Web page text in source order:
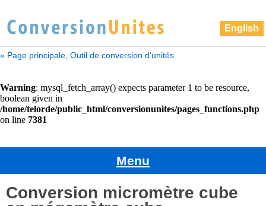
English
« Page principale, Outil de conversion d'unités
Menu
Conversion micromètre cube